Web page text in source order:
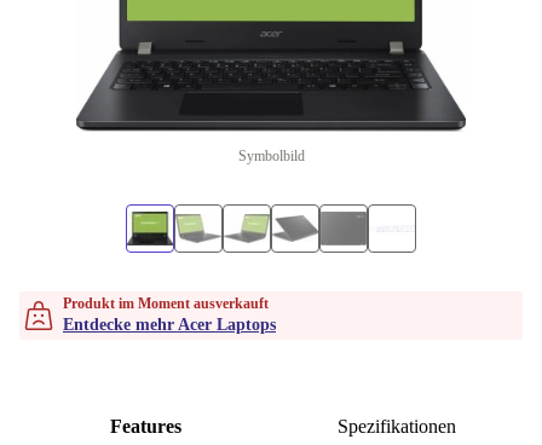
Symbolbild
Produkt im Moment ausverkauft
Entdecke mehr Acer Laptops
Features Spezifikationen